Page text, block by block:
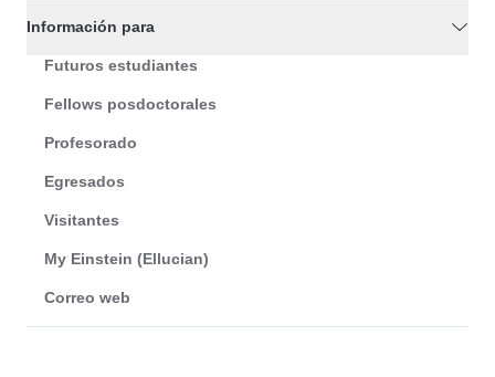
Información para
Futuros estudiantes
Fellows posdoctorales
Profesorado
Egresados
Visitantes
My Einstein (Ellucian)
Correo web